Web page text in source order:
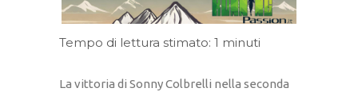
Tempo di lettura stimato: 1 minuti
La vittoria di Sonny Colbrelli nella seconda